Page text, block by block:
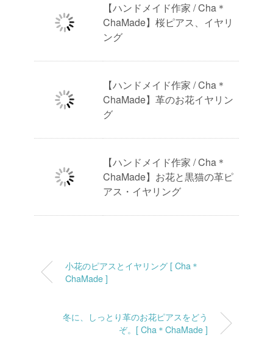
【ハンドメイド作家 / Cha＊
ChaMade】桜ピアス、イヤリ
ング
【ハンドメイド作家 / Cha＊
ChaMade】革のお花イヤリン
グ
【ハンドメイド作家 / Cha＊
ChaMade】お花と黒猫の革ピ
アス・イヤリング
小花のピアスとイヤリング [ Cha＊
ChaMade ]
冬に、しっとり革のお花ピアスをどう
ぞ。[ Cha＊ChaMade ]